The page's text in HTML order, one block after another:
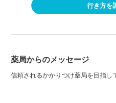
行き方を
薬局からのメッセージ
信頼されるかかりつけ薬局を目指し